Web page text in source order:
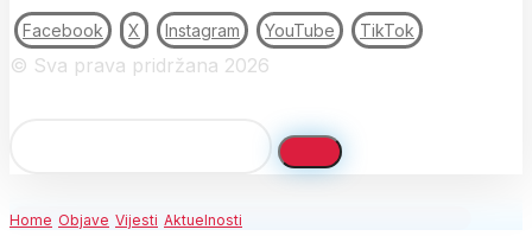
Facebook X Instagram YouTube TikTok
© Sva prava pridržana 2026
Home Objave Vijesti Aktuelnosti